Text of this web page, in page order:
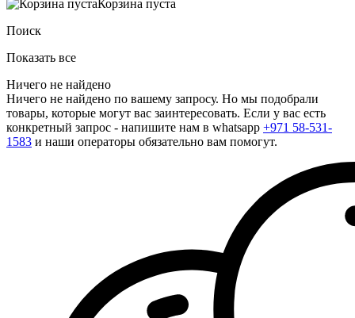
Корзина пуста
Поиск
Показать все
Ничего не найдено
Ничего не найдено по вашему запросу. Но мы подобрали
товары, которые могут вас заинтересовать. Если у вас есть
конкретный запрос - напишите нам в whatsapp +971 58-531-
1583 и наши операторы обязательно вам помогут.